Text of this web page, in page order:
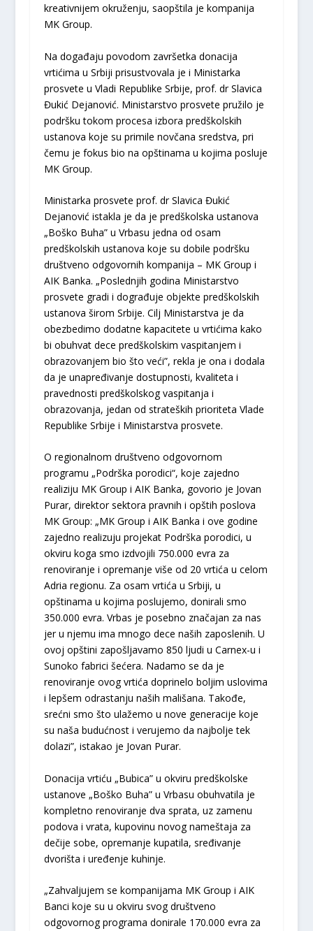
kreativnijem okruženju, saopštila je kompanija
MK Group.
Na događaju povodom završetka donacija
vrtićima u Srbiji prisustvovala je i Ministarka
prosvete u Vladi Republike Srbije, prof. dr Slavica
Đukić Dejanović. Ministarstvo prosvete pružilo je
podršku tokom procesa izbora predškolskih
ustanova koje su primile novčana sredstva, pri
čemu je fokus bio na opštinama u kojima posluje
MK Group.
Ministarka prosvete prof. dr Slavica Đukić
Dejanović istakla je da je predškolska ustanova
„Boško Buha” u Vrbasu jedna od osam
predškolskih ustanova koje su dobile podršku
društveno odgovornih kompanija – MK Group i
AIK Banka. „Poslednjih godina Ministarstvo
prosvete gradi i dograđuje objekte predškolskih
ustanova širom Srbije. Cilj Ministarstva je da
obezbedimo dodatne kapacitete u vrtićima kako
bi obuhvat dece predškolskim vaspitanjem i
obrazovanjem bio što veći”, rekla je ona i dodala
da je unapređivanje dostupnosti, kvaliteta i
pravednosti predškolskog vaspitanja i
obrazovanja, jedan od strateških prioriteta Vlade
Republike Srbije i Ministarstva prosvete.
O regionalnom društveno odgovornom
programu „Podrška porodici“, koje zajedno
realiziju MK Group i AIK Banka, govorio je Jovan
Purar, direktor sektora pravnih i opštih poslova
MK Group: „MK Group i AIK Banka i ove godine
zajedno realizuju projekat Podrška porodici, u
okviru koga smo izdvojili 750.000 evra za
renoviranje i opremanje više od 20 vrtića u celom
Adria regionu. Za osam vrtića u Srbiji, u
opštinama u kojima poslujemo, donirali smo
350.000 evra. Vrbas je posebno značajan za nas
jer u njemu ima mnogo dece naših zaposlenih. U
ovoj opštini zapošljavamo 850 ljudi u Carnex-u i
Sunoko fabrici šećera. Nadamo se da je
renoviranje ovog vrtića doprinelo boljim uslovima
i lepšem odrastanju naših mališana. Takođe,
srećni smo što ulažemo u nove generacije koje
su naša budućnost i verujemo da najbolje tek
dolazi”, istakao je Jovan Purar.
Donacija vrtiću „Bubica” u okviru predškolske
ustanove „Boško Buha” u Vrbasu obuhvatila je
kompletno renoviranje dva sprata, uz zamenu
podova i vrata, kupovinu novog nameštaja za
dečije sobe, opremanje kupatila, sređivanje
dvorišta i uređenje kuhinje.
„Zahvaljujem se kompanijama MK Group i AIK
Banci koje su u okviru svog društveno
odgovornog programa donirale 170.000 evra za